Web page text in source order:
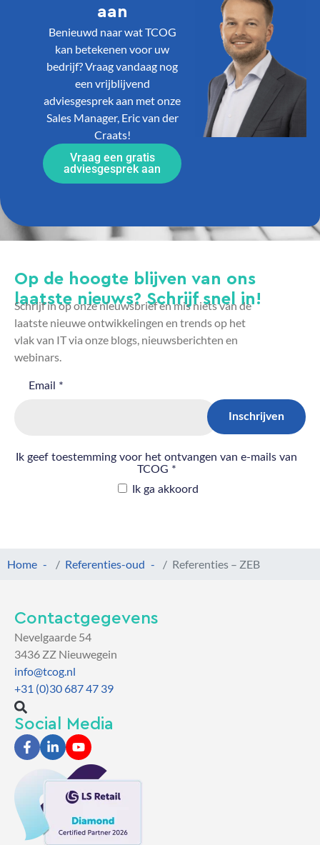
aan
Benieuwd naar wat TCOG
kan betekenen voor uw
bedrijf? Vraag vandaag nog
een vrijblijvend
adviesgesprek aan met onze
Sales Manager, Eric van der
Craats!
Vraag een gratis
adviesgesprek aan
Op de hoogte blijven van ons
laatste nieuws? Schrijf snel in!
Schrijf in op onze nieuwsbrief en mis niets van de
laatste nieuwe ontwikkelingen en trends op het
vlak van IT via onze blogs, nieuwsberichten en
webinars.
Home Referenties-oud Referenties – ZEB
Contactgegevens
Nevelgaarde 54
3436 ZZ Nieuwegein
info@tcog.nl
+31 (0)30 687 47 39
Social Media